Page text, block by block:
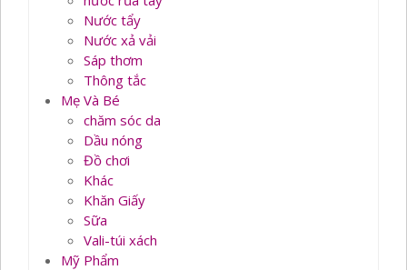
Nước tẩy
Nước xả vải
Sáp thơm
Thông tắc
Mẹ Và Bé
chăm sóc da
Dầu nóng
Đồ chơi
Khác
Khăn Giấy
Sữa
Vali-túi xách
Mỹ Phẩm